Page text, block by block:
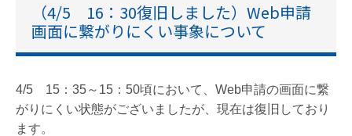
（4/5 16：30復旧しました）Web申請
画面に繋がりにくい事象について
4/5 15：35～15：50頃において、Web申請の画面に繋
がりにくい状態がございましたが、現在は復旧しており
ます。